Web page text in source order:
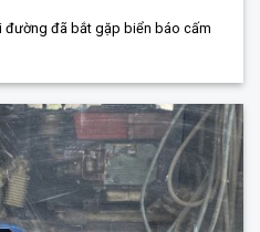
đã bắt gặp biển báo cấm